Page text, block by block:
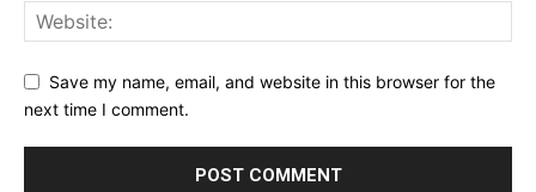
Save my name, email, and website in this browser for the
next time I comment.